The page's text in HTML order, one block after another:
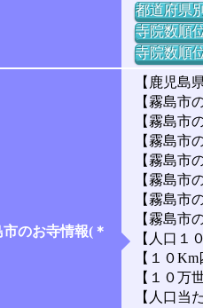
都道府県
寺院数順
寺院数順
のお寺情報(＊
【鹿児島
【霧島市
【霧島市
【霧島市
【霧島市
【霧島市
【霧島市
【霧島市
【人口１
【１０
【１０万
【人口当